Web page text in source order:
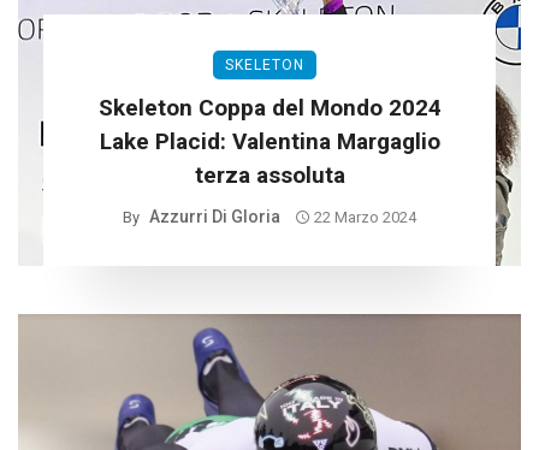
SKELETON
Skeleton Coppa del Mondo 2024
Lake Placid: Valentina Margaglio
terza assoluta
By Azzurri Di Gloria 22 Marzo 2024